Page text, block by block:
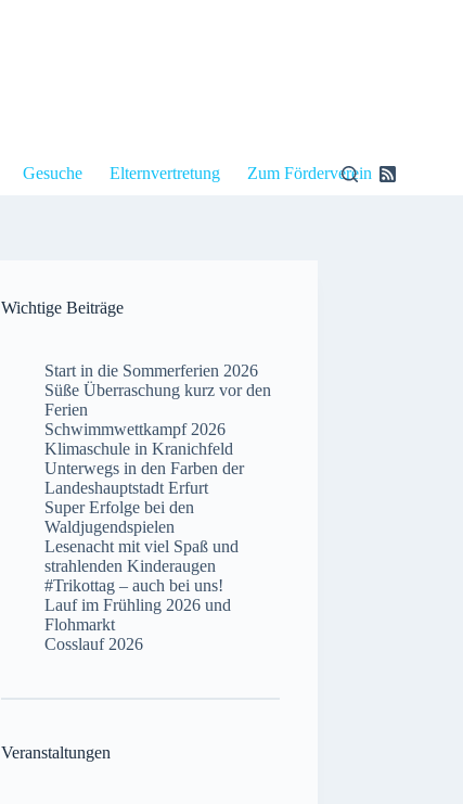
Gesuche Elternvertretung Zum Förderverein
Wichtige Beiträge
Start in die Sommerferien 2026
Süße Überraschung kurz vor den
Ferien
Schwimmwettkampf 2026
Klimaschule in Kranichfeld
Unterwegs in den Farben der
Landeshauptstadt Erfurt
Super Erfolge bei den
Waldjugendspielen
Lesenacht mit viel Spaß und
strahlenden Kinderaugen
#Trikottag – auch bei uns!
Lauf im Frühling 2026 und
Flohmarkt
Cosslauf 2026
Veranstaltungen